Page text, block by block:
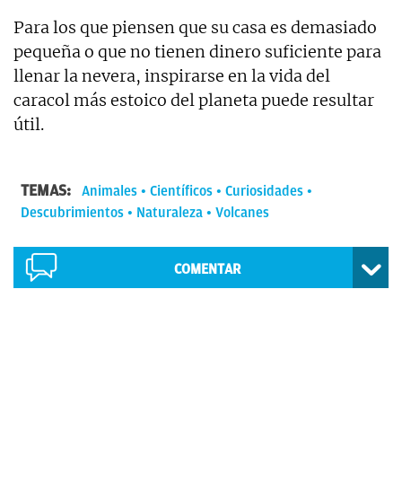
Para los que piensen que su casa es demasiado
pequeña o que no tienen dinero suficiente para
llenar la nevera, inspirarse en la vida del
caracol más estoico del planeta puede resultar
útil.
TEMAS: Animales Científicos
Curiosidades
Descubrimientos
Naturaleza Volcanes
COMENTAR